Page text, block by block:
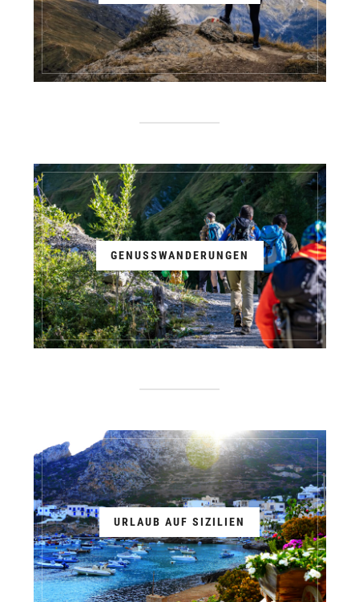
GENUSSWANDERUNGEN
URLAUB AUF SIZILIEN